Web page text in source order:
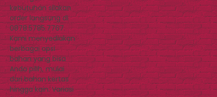
kebutuhan silakan
order langsung di
0878.5785.7767.
Kami menyediakan
berbagai opsi
bahan yang bisa
Anda pilih, mulai
dari bahan kertas
hingga kain. Variasi